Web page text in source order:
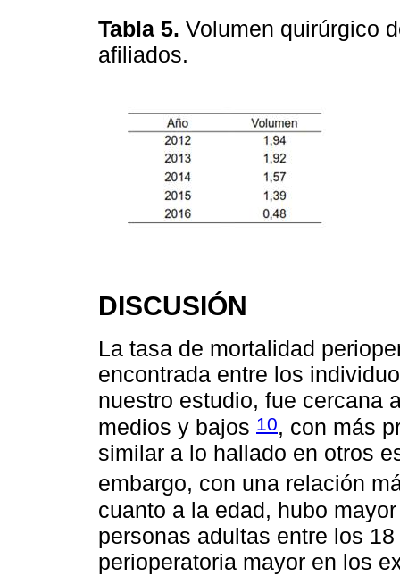
Tabla 5. Volumen quirúrgico
afiliados.
DISCUSIÓN
La tasa de mortalidad
encontrada entre los
nuestro estudio, fue cercana
medios y bajos 10, con más
similar a lo hallado en otros
embargo, con una relación
cuanto a la edad, hubo
personas adultas entre los
perioperatoria mayor en los